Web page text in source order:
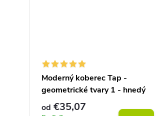
Moderný koberec Tap -
geometrické tvary 1 - hnedý
od €35,07